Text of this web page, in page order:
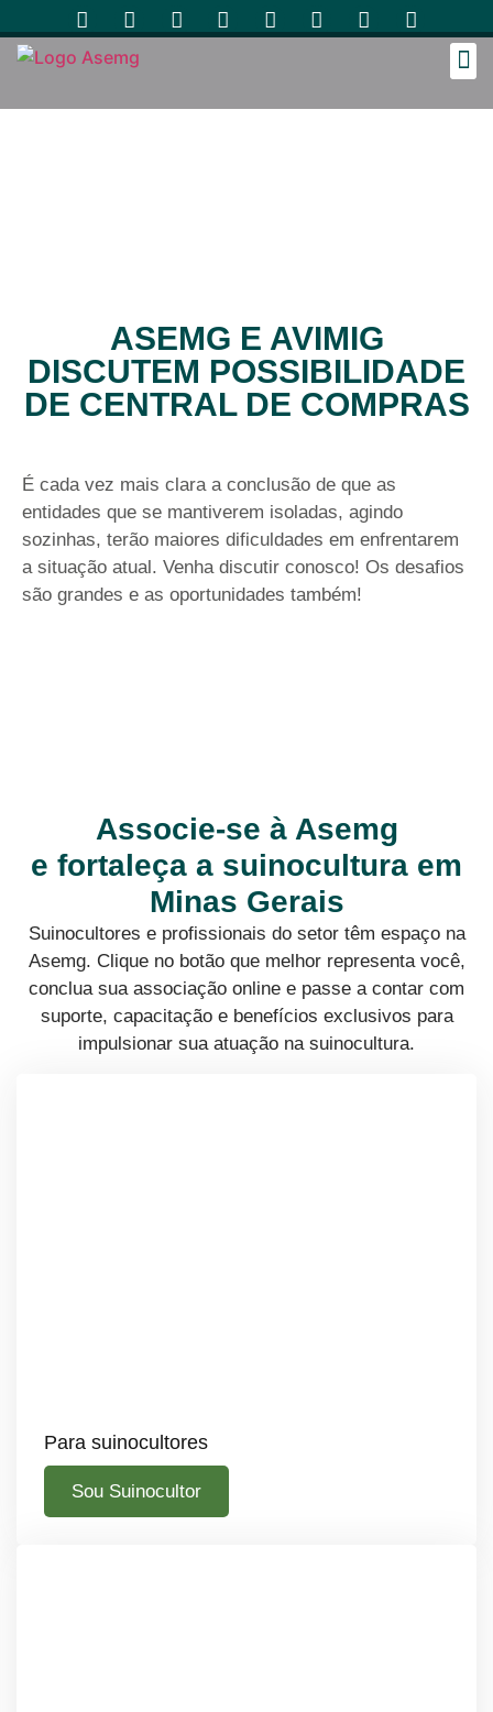
ASEMG E AVIMIG
DISCUTEM POSSIBILIDADE
DE CENTRAL DE COMPRAS
É cada vez mais clara a conclusão de que as
entidades que se mantiverem isoladas, agindo
sozinhas, terão maiores dificuldades em enfrentarem
a situação atual. Venha discutir conosco! Os desafios
são grandes e as oportunidades também!
Associe-se à Asemg
e fortaleça a suinocultura em
Minas Gerais
Suinocultores e profissionais do setor têm espaço na
Asemg. Clique no botão que melhor representa você,
conclua sua associação online e passe a contar com
suporte, capacitação e benefícios exclusivos para
impulsionar sua atuação na suinocultura.
Para suinocultores
Sou Suinocultor